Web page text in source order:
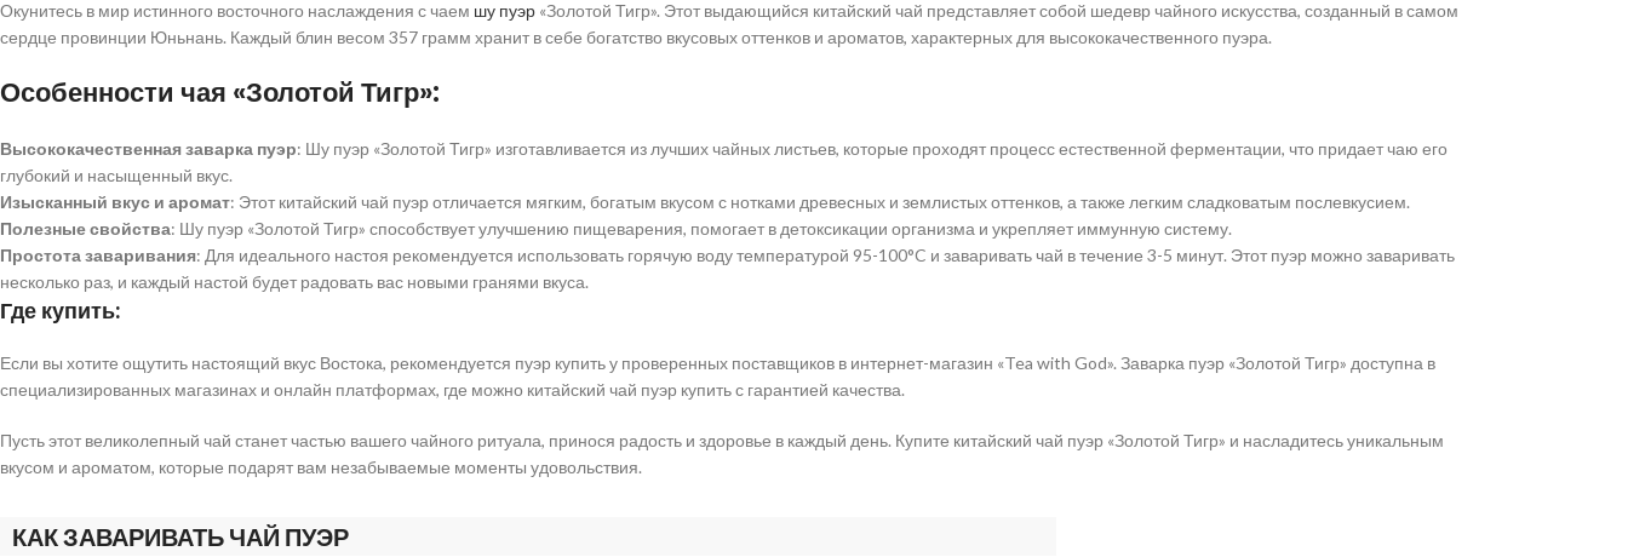
Окунитесь в мир истинного восточного наслаждения с чаем шу пуэр «Золотой Тигр». Этот выдающийся китайский чай представляет собой шедевр чайного искусства, созданный в самом
сердце провинции Юньнань. Каждый блин весом 357 грамм хранит в себе богатство вкусовых оттенков и ароматов, характерных для высококачественного пуэра.
Особенности чая «Золотой Тигр»:
Высококачественная заварка пуэр: Шу пуэр «Золотой Тигр» изготавливается из лучших чайных листьев, которые проходят процесс естественной ферментации, что придает чаю его
глубокий и насыщенный вкус.
Изысканный вкус и аромат: Этот китайский чай пуэр отличается мягким, богатым вкусом с нотками древесных и землистых оттенков, а также легким сладковатым послевкусием.
Полезные свойства: Шу пуэр «Золотой Тигр» способствует улучшению пищеварения, помогает в детоксикации организма и укрепляет иммунную систему.
Простота заваривания: Для идеального настоя рекомендуется использовать горячую воду температурой 95-100°C и заваривать чай в течение 3-5 минут. Этот пуэр можно заваривать
несколько раз, и каждый настой будет радовать вас новыми гранями вкуса.
Где купить:
Если вы хотите ощутить настоящий вкус Востока, рекомендуется пуэр купить у проверенных поставщиков в интернет-магазин «Tea with God». Заварка пуэр «Золотой Тигр» доступна в
специализированных магазинах и онлайн платформах, где можно китайский чай пуэр купить с гарантией качества.
Пусть этот великолепный чай станет частью вашего чайного ритуала, принося радость и здоровье в каждый день. Купите китайский чай пуэр «Золотой Тигр» и насладитесь уникальным
вкусом и ароматом, которые подарят вам незабываемые моменты удовольствия.
КАК ЗАВАРИВАТЬ ЧАЙ ПУЭР